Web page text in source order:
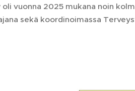
oli vuonna 2025 mukana noin
sekä koordinoimassa